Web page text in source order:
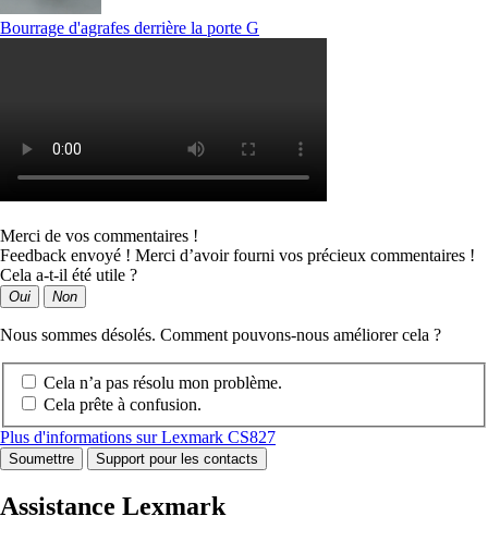
Bourrage d'agrafes derrière la porte G
Merci de vos commentaires !
Feedback envoyé ! Merci d’avoir fourni vos précieux commentaires !
Cela a-t-il été utile ?
Oui Non
Nous sommes désolés. Comment pouvons-nous améliorer cela ?
Cela n’a pas résolu mon problème.
Cela prête à confusion.
Plus d'informations sur Lexmark CS827
Soumettre Support pour les contacts
Assistance Lexmark